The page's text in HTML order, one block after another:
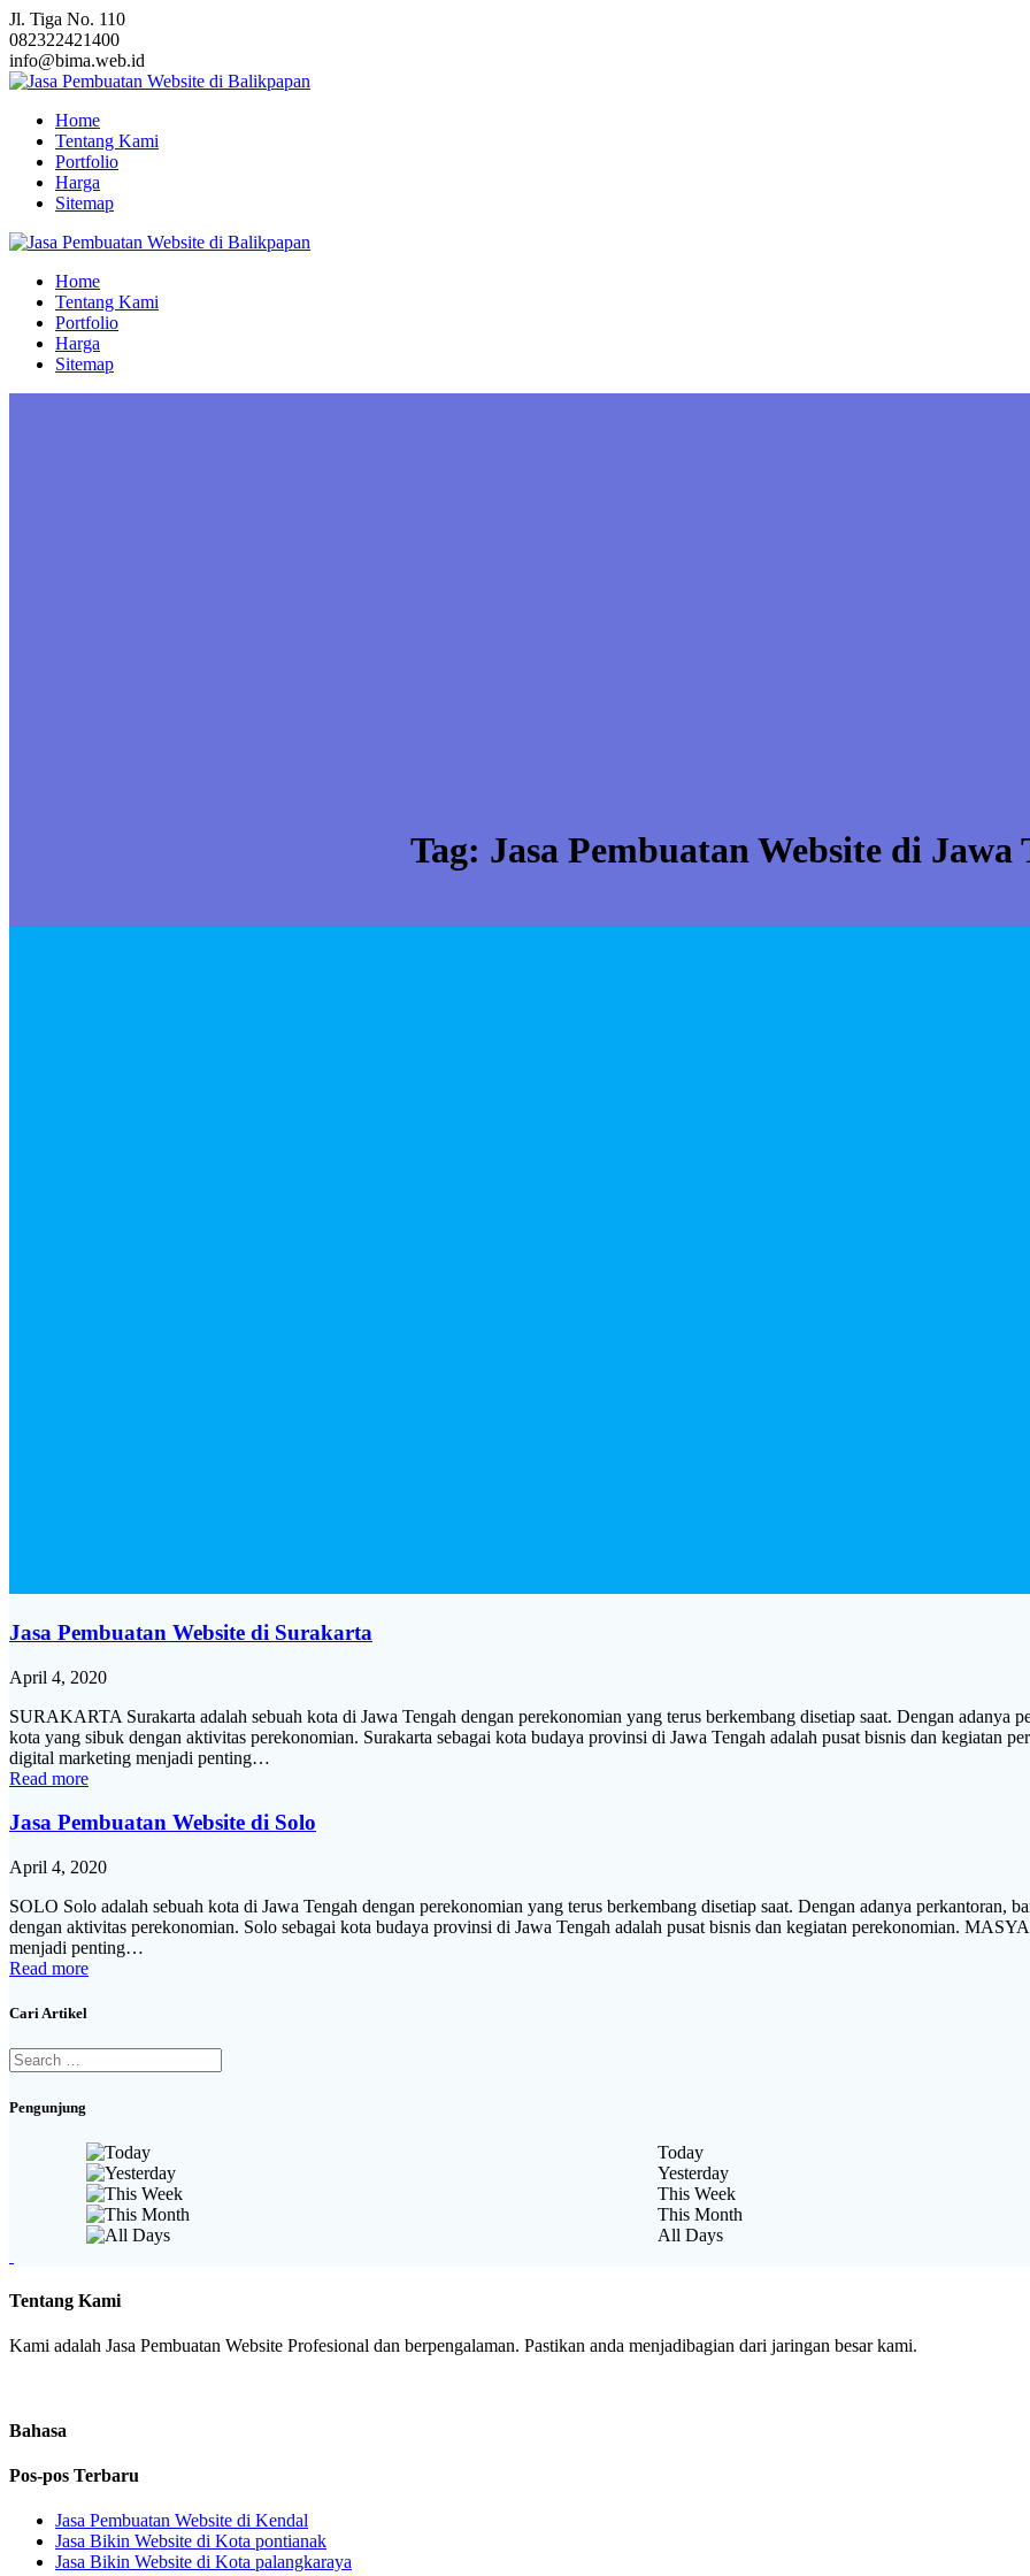
Skip
to
content
Jl. Tiga No. 110
082322421400
info@bima.web.id
Home
Tentang Kami
Portfolio
Harga
Sitemap
Home
Tentang Kami
Portfolio
Harga
Sitemap
Tag: Jasa Pembuatan Website di Jawa
Jasa Pembuatan Website di Surakarta
April 4, 2020
SURAKARTA Surakarta adalah sebuah kota di Jawa Tengah dengan perekonomian yang terus berkembang disetiap saat. Dengan adanya
kota yang sibuk dengan aktivitas perekonomian. Surakarta sebagai kota budaya provinsi di Jawa Tengah adalah pusat bisnis dan
digital marketing menjadi penting…
Read more
Jasa Pembuatan Website di Solo
April 4, 2020
SOLO Solo adalah sebuah kota di Jawa Tengah dengan perekonomian yang terus berkembang disetiap saat. Dengan adanya perkantoran,
dengan aktivitas perekonomian. Solo sebagai kota budaya provinsi di Jawa Tengah adalah pusat bisnis dan kegiatan perekonomian.
menjadi penting…
Read more
Cari Artikel
Search
for:
Pengunjung
Today
Yesterday
This Week
This Month
All Days
Tentang Kami
Kami adalah Jasa Pembuatan Website Profesional dan berpengalaman. Pastikan anda menjadibagian dari jaringan besar kami.
Bahasa
Pos-pos Terbaru
Jasa Pembuatan Website di Kendal
Jasa Bikin Website di Kota pontianak
Jasa Bikin Website di Kota palangkaraya